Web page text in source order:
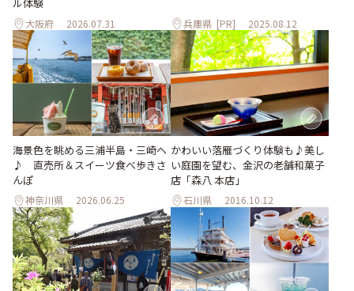
大阪府 2026.07.31 兵庫県 [PR] 2025.08.12
海景色を眺める三浦半島・三崎へ
♪ 直売所＆スイーツ食べ歩きさ
んぽ
神奈川県 2026.06.25
かわいい落雁づくり体験も♪美し
い庭園を望む、金沢の老舗和菓子
店「森八 本店」
石川県 2016.10.12